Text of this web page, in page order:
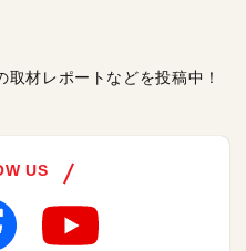
材レポートなどを投稿中！
US